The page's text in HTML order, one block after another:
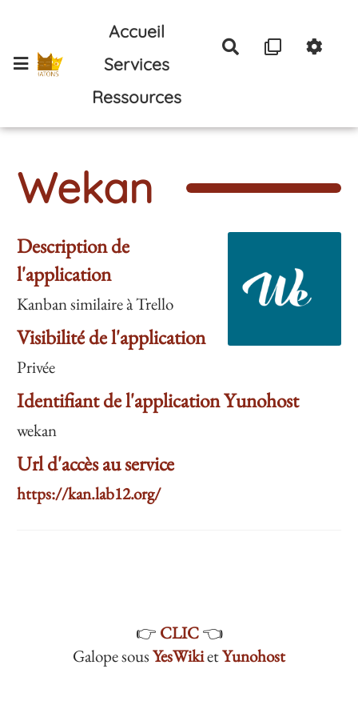
Aller au contenu principal
Accueil
Services
Ressources
Rechercher
Wekan
Description de
l'application
Kanban similaire à Trello
Visibilité de l'application
Privée
Identifiant de l'application Yunohost
wekan
Url d'accès au service
https://kan.lab12.org/
👉 CLIC👈
Galope sousYesWikietYunohost